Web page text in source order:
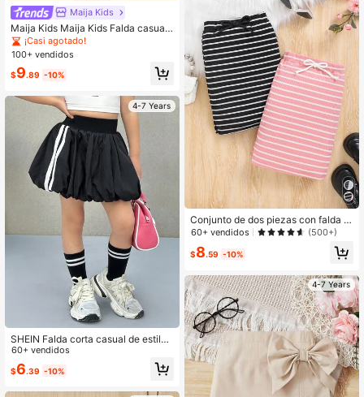
Maija Kids
Maija Kids Maija Kids Falda casual
de doble capa con volantes en el b
ajo y lazo lateral para niñas, ideal p
ara uso casual, diario y escolar en o
toño e invierno, a juego con mamá
¡Casi agotado!
100+ vendidos
$9.89 -10%
4-7 Years
SHEIN Falda corta casual de estilo
de calle de moda para niña joven N
ova Glow
60+ vendidos
$6.39 -10%
Conjunto de dos piezas con falda a
rayas para niñas jóvenes
60+ vendidos (500+)
$8.59 -10%
4-7 Years